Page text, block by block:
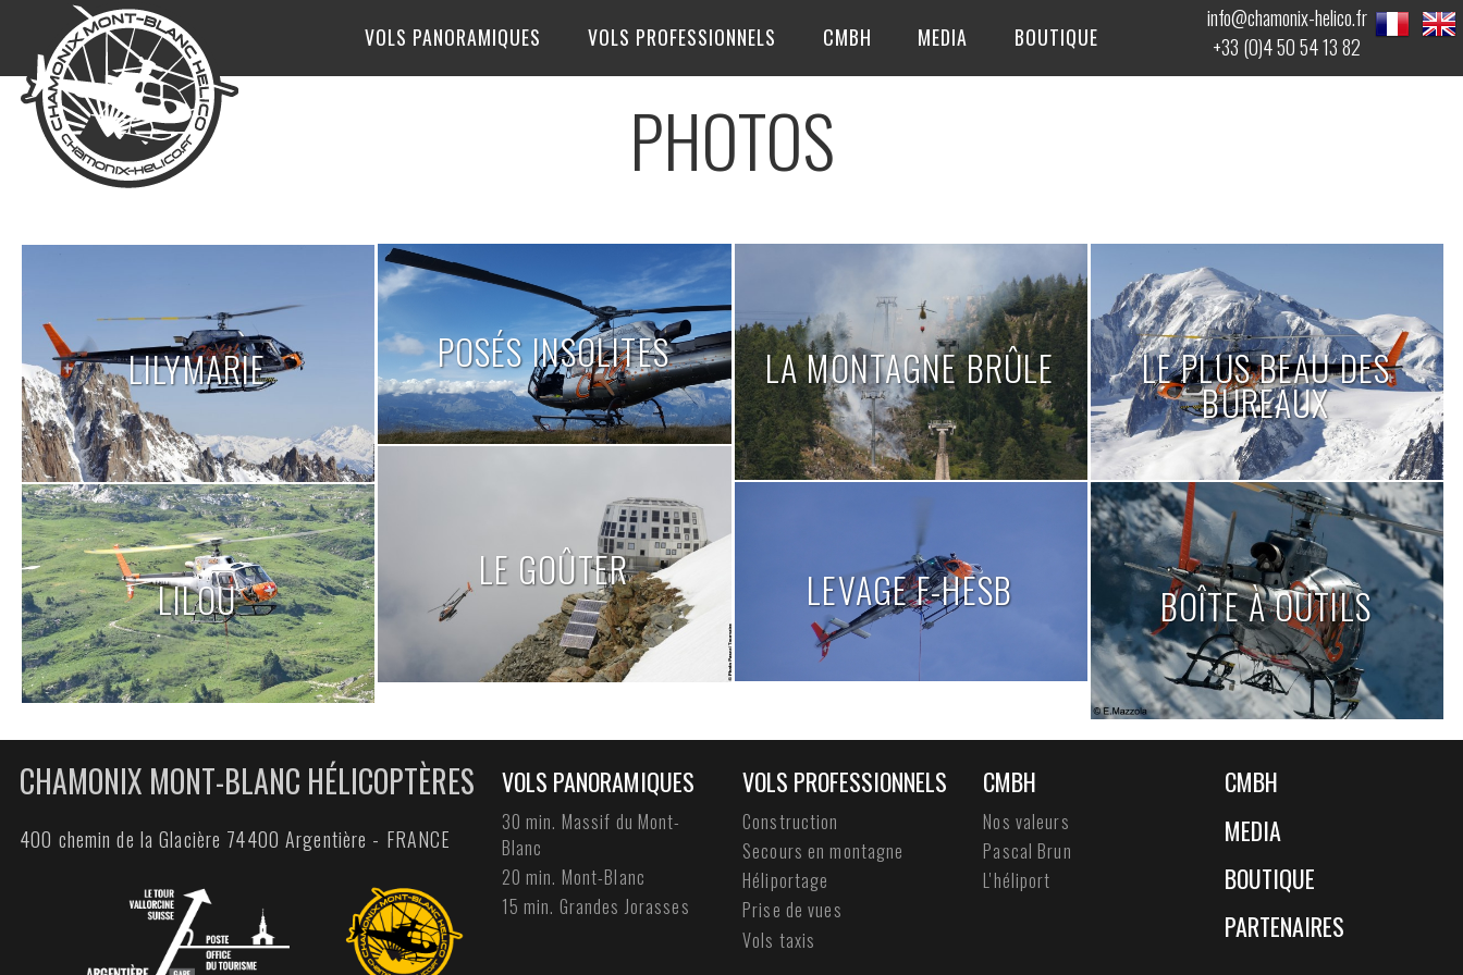
info@chamonix-helico.fr
+33 (0)4 50 54 13 82
VOLS PANORAMIQUES VOLS PROFESSIONNELS CMBH MEDIA BOUTIQUE
PHOTOS
LILYMARIE
LILOU
POSÉS INSOLITES
LE GOÛTER
LA MONTAGNE BRÛLE
LEVAGE F-HESB
LE PLUS BEAU DES
BUREAUX
BOÎTE À OUTILS
VOLS PANORAMIQUES
30 min. Massif du Mont-
Blanc
20 min. Mont-Blanc
15 min. Grandes Jorasses
VOLS PROFESSIONNELS
Construction
Secours en montagne
Héliportage
Prise de vues
Vols taxis
CMBH
Nos valeurs
Pascal Brun
L'héliport
CMBH
MEDIA
BOUTIQUE
PARTENAIRES
CHAMONIX MONT-BLANC HÉLICOPTÈRES
400 chemin de la Glacière 74400 Argentière - FRANCE